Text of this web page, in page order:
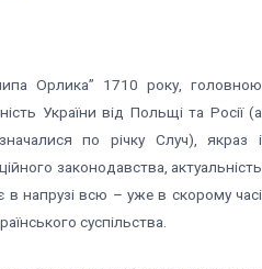
Орлика” 1710 року, головною
України від Польщі та Росії (а
по річку Случ), якраз і
законодавства, актуальність
в напрузі всю – уже в скорому часі
суспільства.